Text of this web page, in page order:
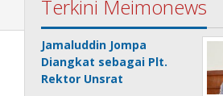
Terkini Meimonews
Jamaluddin Jompa
Diangkat sebagai Plt.
Rektor Unsrat